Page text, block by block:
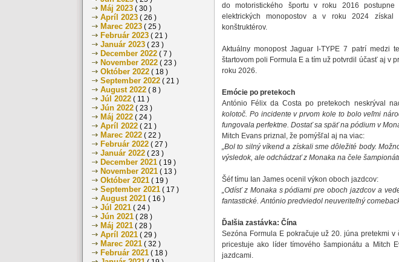
Máj 2023 ( 30 )
Apríl 2023 ( 26 )
Marec 2023 ( 25 )
Február 2023 ( 21 )
Január 2023 ( 23 )
December 2022 ( 7 )
November 2022 ( 23 )
Október 2022 ( 18 )
September 2022 ( 21 )
August 2022 ( 8 )
Júl 2022 ( 11 )
Jún 2022 ( 23 )
Máj 2022 ( 24 )
Apríl 2022 ( 21 )
Marec 2022 ( 22 )
Február 2022 ( 27 )
Január 2022 ( 23 )
December 2021 ( 19 )
November 2021 ( 13 )
Október 2021 ( 19 )
September 2021 ( 17 )
August 2021 ( 16 )
Júl 2021 ( 24 )
Jún 2021 ( 28 )
Máj 2021 ( 28 )
Apríl 2021 ( 29 )
Marec 2021 ( 32 )
Február 2021 ( 18 )
do motoristického športu v roku 2016 postupne
elektrických monopostov a v roku 2024
konštruktérov.
Aktuálny monopost Jaguar I-TYPE 7 patrí medzi
štartovom poli Formula E a tím už potvrdil účasť aj v
roku 2026.
Emócie po pretekoch
António Félix da Costa po pretekoch neskrýval
kolotoč. Po incidente v prvom kole to bolo veľmi
fungovala perfektne. Dostať sa späť na pódium v
Mitch Evans priznal, že pomýšľal aj na viac:
„Bol to silný víkend a získali sme dôležité body.
výsledok, ale odchádzať z Monaka na čele
Šéf tímu Ian James ocenil výkon oboch jazdcov:
„Odísť z Monaka s pódiami pre oboch jazdcov a
fantastické. António predviedol neuveriteľný
Ďalšia zastávka: Čína
Sezóna Formula E pokračuje už 20. júna pretekmi
pricestuje ako líder tímového šampionátu a Mitch
jazdcami.